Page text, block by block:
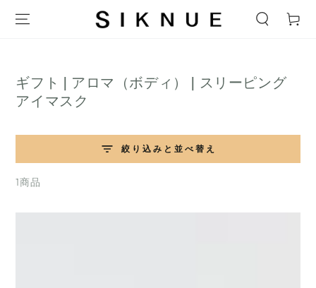
テキストをスキップ
ー
コ
レ
シ
ン:
ギフト | アロマ（ボディ） | スリーピング
アイマスク
絞り込みと並べ替え
1商品